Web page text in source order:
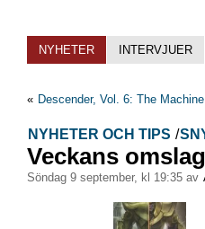
NYHETER INTERVJUER
« Descender, Vol. 6: The
NYHETER OCH TIPS /
Veckans
söndag 9 september, kl 19:35 av